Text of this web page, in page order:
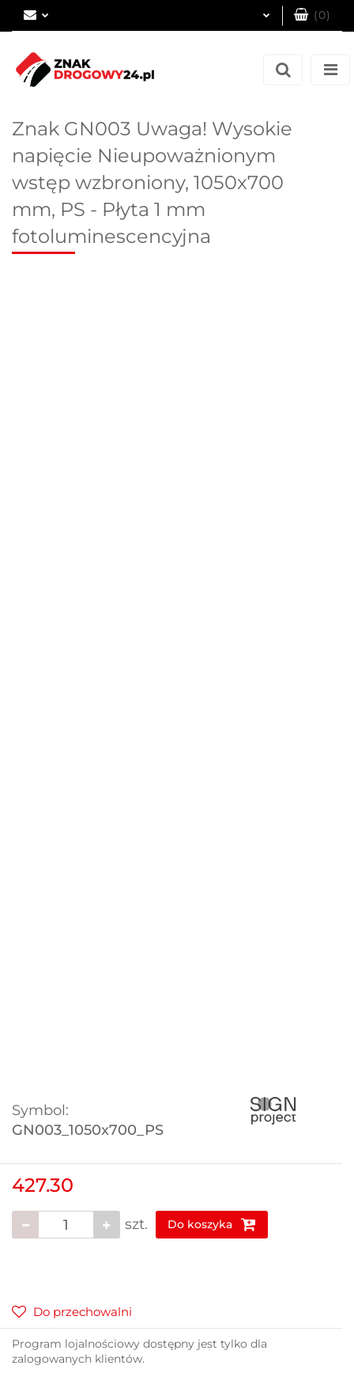
(0)
Znak GN003 Uwaga! Wysokie
napięcie Nieupoważnionym
wstęp wzbroniony, 1050x700
mm, PS - Płyta 1 mm
fotoluminescencyjna
Symbol:
GN003_1050x700_PS
427.30
szt. Do koszyka
Do przechowalni
Program lojalnościowy dostępny jest tylko dla
zalogowanych klientów.